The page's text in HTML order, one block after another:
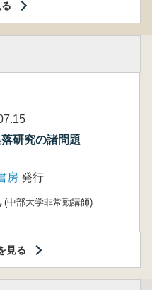
研究の諸問題
房 発行
(中部大学非常勤講師)
見る